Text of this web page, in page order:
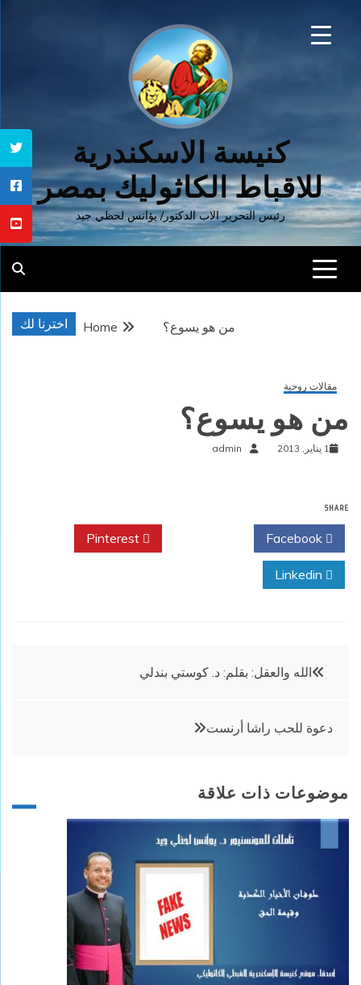
كنيسة الاسكندرية
للاقباط الكاثوليك بمصر
رئيس التحرير الاب الدكتور/ يؤانس لحظي جيد
اخترنا لك Home من هو يسوع؟
مقالات روحية
من هو يسوع؟
1 يناير, 2013 admin
SHARE
تصفّح
الله والعقل: بقلم: د. كوستي بندلي
دعوة للحب راشا أرنست
موضوعات ذات علاقة